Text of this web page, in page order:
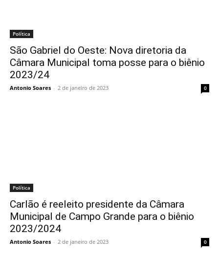
Política
São Gabriel do Oeste: Nova diretoria da
Câmara Municipal toma posse para o biênio
2023/24
Antonio Soares - 2 de janeiro de 2023 0
Política
Carlão é reeleito presidente da Câmara
Municipal de Campo Grande para o biênio
2023/2024
Antonio Soares - 2 de janeiro de 2023 0